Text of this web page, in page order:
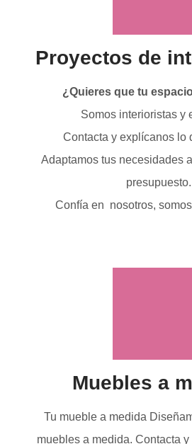
Proyectos de
¿Quieres que tu
Somos interioristas y
Contacta y explícanos lo
Adaptamos tus necesidades
presupuesto.
Confía en nosotros,
Muebles a
Tu mueble a medida
muebles a medida. Contacta